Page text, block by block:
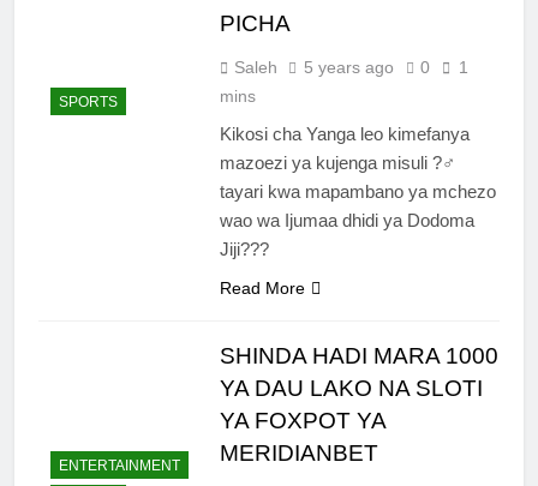
SPORTS
PICHA
Saleh 5 years ago 0
1
mins
Kikosi cha Yanga leo kimefanya
mazoezi ya kujenga misuli ?️‍♂️
tayari kwa mapambano ya mchezo
wao wa Ijumaa dhidi ya Dodoma
Jiji???
Read More
ENTERTAINMENT
SHINDA HADI MARA 1000
YA DAU LAKO NA SLOTI
YA FOXPOT YA
MERIDIANBET